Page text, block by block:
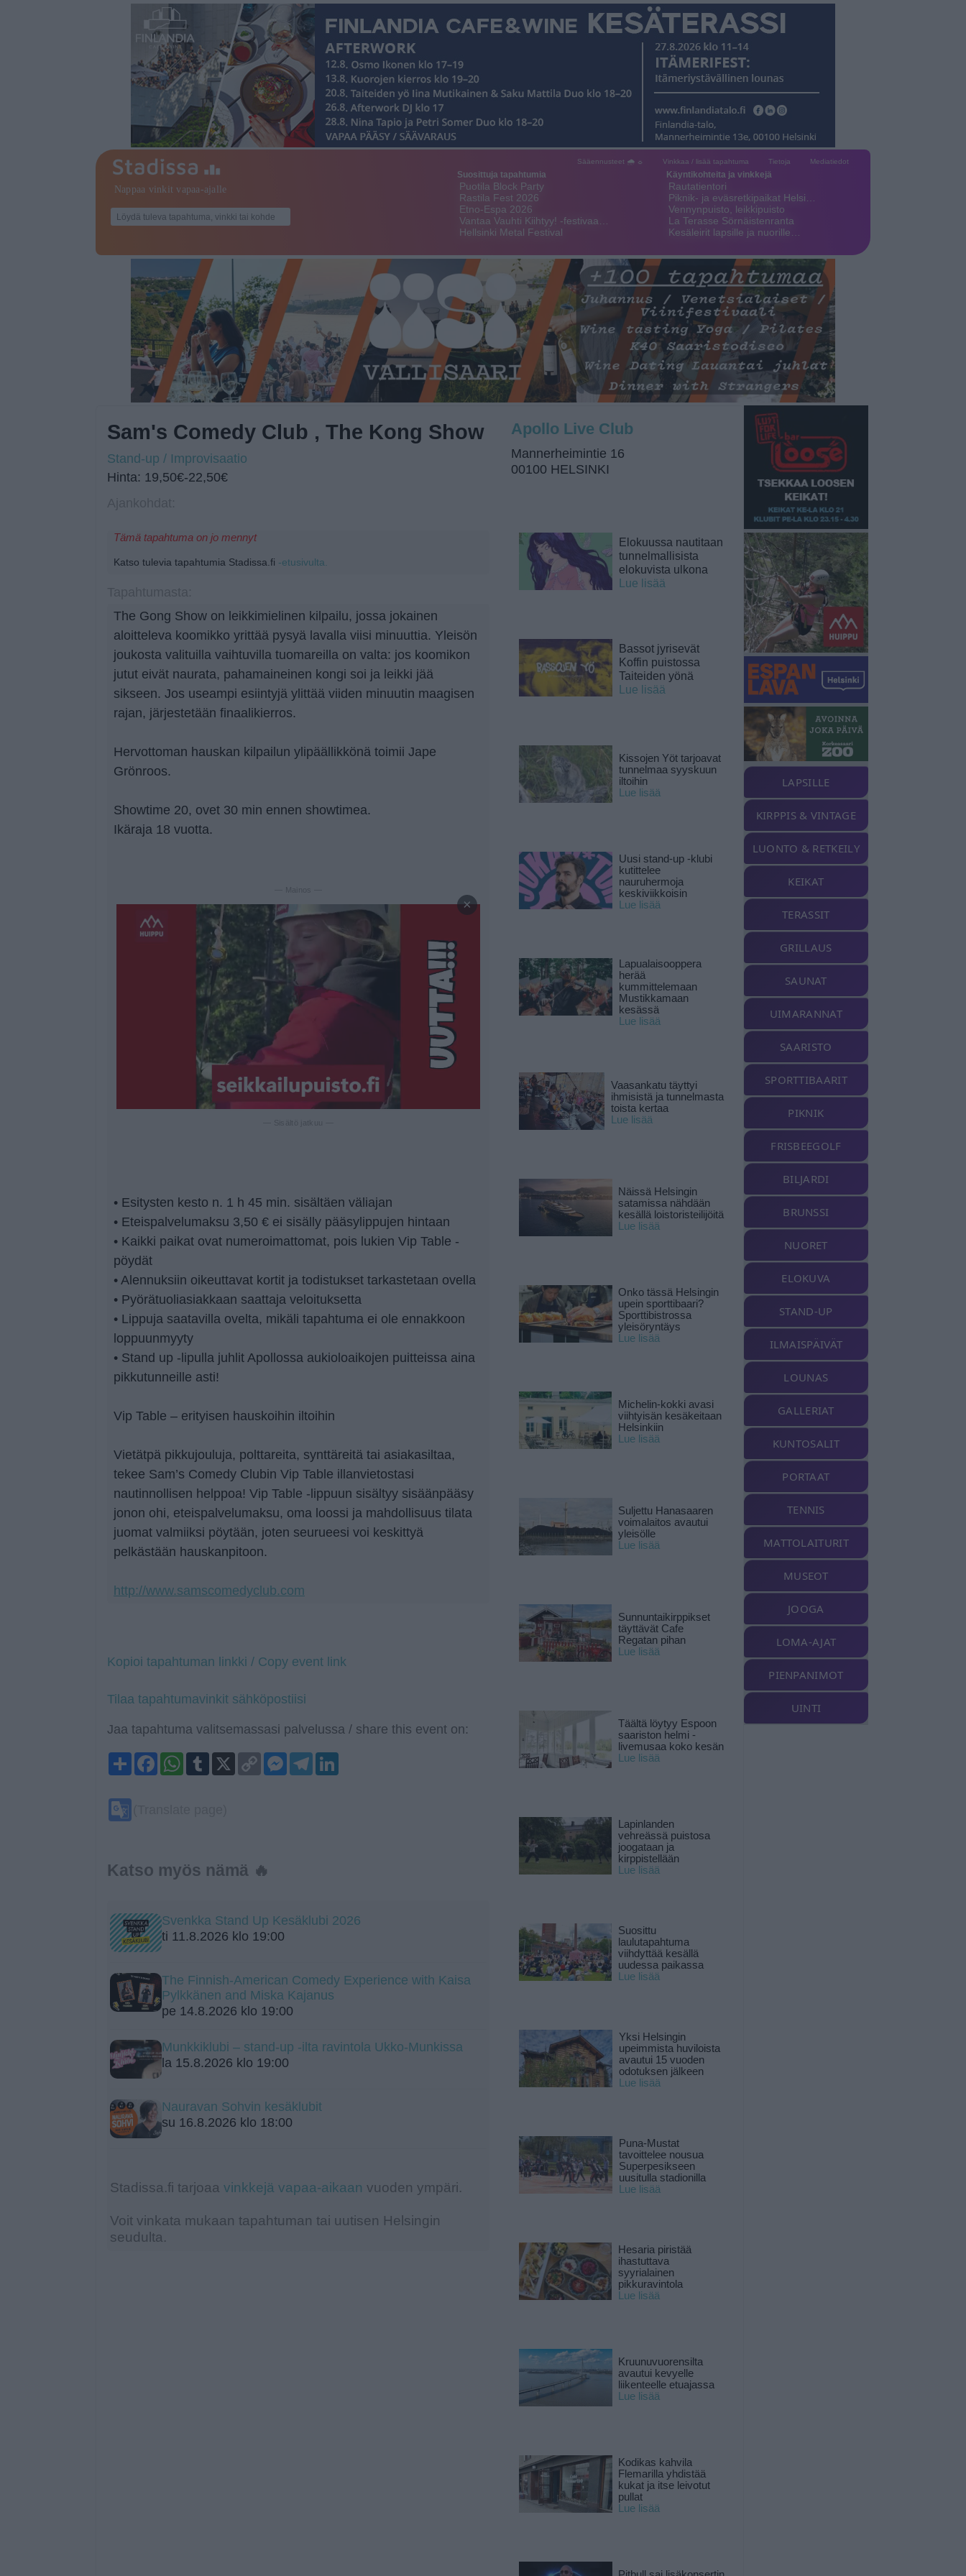
Sääennusteet 🌧 ☼ Vinkkaa / lisää tapahtuma Tietoja Mediatiedot
Suosittuja tapahtumia
Puotila Block Party
Rastila Fest 2026
Etno-Espa 2026
Vantaa Vauhti Kiihtyy! -festivaa…
Hellsinki Metal Festival
Käyntikohteita ja vinkkejä
Rautatientori
Piknik- ja eväsretkipaikat Helsi…
Vennynpuisto, leikkipuisto
La Terasse Sörnäistenranta
Kesäleirit lapsille ja nuorille…
Sam's Comedy Club , The Kong Show
Stand-up / Improvisaatio
Hinta: 19,50€-22,50€
Tämä tapahtuma on jo mennyt
Katso tulevia tapahtumia Stadissa.fi -etusivulta.
The Gong Show on leikkimielinen kilpailu, jossa jokainen
aloitteleva koomikko yrittää pysyä lavalla viisi minuuttia. Yleisön
joukosta valituilla vaihtuvilla tuomareilla on valta: jos koomikon
jutut eivät naurata, pahamaineinen kongi soi ja leikki jää
sikseen. Jos useampi esiintyjä ylittää viiden minuutin maagisen
rajan, järjestetään finaalikierros.
Hervottoman hauskan kilpailun ylipäällikkönä toimii Jape
Grönroos.
Showtime 20, ovet 30 min ennen showtimea.
Ikäraja 18 vuotta.
— Mainos —
×
• Esitysten kesto n. 1 h 45 min. sisältäen väliajan
• Eteispalvelumaksu 3,50 € ei sisälly pääsylippujen hintaan
• Kaikki paikat ovat numeroimattomat, pois lukien Vip Table -
pöydät
• Alennuksiin oikeuttavat kortit ja todistukset tarkastetaan ovella
• Pyörätuoliasiakkaan saattaja veloituksetta
• Lippuja saatavilla ovelta, mikäli tapahtuma ei ole ennakkoon
loppuunmyyty
• Stand up -lipulla juhlit Apollossa aukioloaikojen puitteissa aina
pikkutunneille asti!
Vip Table – erityisen hauskoihin iltoihin
Vietätpä pikkujouluja, polttareita, synttäreitä tai asiakasiltaa,
tekee Sam’s Comedy Clubin Vip Table illanvietostasi
nautinnollisen helppoa! Vip Table -lippuun sisältyy sisäänpääsy
jonon ohi, eteispalvelumaksu, oma loossi ja mahdollisuus tilata
juomat valmiiksi pöytään, joten seurueesi voi keskittyä
pelkästään hauskanpitoon.
http://www.samscomedyclub.com
Kopioi tapahtuman linkki / Copy event link
Tilaa tapahtumavinkit sähköpostiisi
Jaa tapahtuma valitsemassasi palvelussa / share this event on:
ShareFacebookWhatsApp
Tumblr
X
Copy
Link
Messenger
Telegram
Katso myös nämä 🔥
Svenkka Stand Up Kesäklubi 2026
ti 11.8.2026 klo 19:00
The Finnish-American Comedy Experience with Kaisa
Pylkkänen and Miska Kajanus
pe 14.8.2026 klo 19:00
Munkkiklubi – stand-up -ilta ravintola Ukko-Munkissa
la 15.8.2026 klo 19:00
Nauravan Sohvin kesäklubit
su 16.8.2026 klo 18:00
Stadissa.fi tarjoaa vinkkejä vapaa-aikaan vuoden ympäri.
Voit vinkata mukaan tapahtuman tai uutisen Helsingin
seudulta.
Apollo Live Club
Mannerheimintie 16
00100 HELSINKI
Elokuussa nautitaan
tunnelmallisista
elokuvista ulkona
Lue lisää
Bassot jyrisevät
Koffin puistossa
Taiteiden yönä
Lue lisää
Kissojen Yöt tarjoavat
tunnelmaa syyskuun
iltoihin
Lue lisää
Uusi stand-up -klubi
kutittelee
nauruhermoja
keskiviikkoisin
Lue lisää
Lapualaisooppera
herää
kummittelemaan
Mustikkamaan
kesässä
Lue lisää
Vaasankatu täyttyi
ihmisistä ja tunnelmasta
toista kertaa
Lue lisää
Näissä Helsingin
satamissa nähdään
kesällä loistoristeilijöitä
Lue lisää
Onko tässä Helsingin
upein sporttibaari?
Sporttibistrossa
yleisöryntäys
Lue lisää
Michelin-kokki avasi
viihtyisän kesäkeitaan
Helsinkiin
Lue lisää
Suljettu Hanasaaren
voimalaitos avautui
yleisölle
Lue lisää
Sunnuntaikirppikset
täyttävät Cafe
Regatan pihan
Lue lisää
Täältä löytyy Espoon
saariston helmi -
livemusaa koko kesän
Lue lisää
Lapinlanden
vehreässä puistosa
joogataan ja
kirppistellään
Lue lisää
Suosittu
laulutapahtuma
viihdyttää kesällä
uudessa paikassa
Lue lisää
Yksi Helsingin
upeimmista huviloista
avautui 15 vuoden
odotuksen jälkeen
Lue lisää
Puna-Mustat
tavoittelee nousua
Superpesikseen
uusitulla stadionilla
Lue lisää
Hesaria piristää
ihastuttava
syyrialainen
pikkuravintola
Lue lisää
Kruunuvuorensilta
avautui kevyelle
liikenteelle etuajassa
Lue lisää
Kodikas kahvila
Flemarilla yhdistää
kukat ja itse leivotut
pullat
Lue lisää
LAPSILLE
KIRPPIS & VINTAGE
LUONTO & RETKEILY
KEIKAT
TERASSIT
GRILLAUS
SAUNAT
UIMARANNAT
SAARISTO
SPORTTIBAARIT
PIKNIK
FRISBEEGOLF
BILJARDI
BRUNSSI
NUORET
ELOKUVA
STAND-UP
ILMAISPÄIVÄT
LOUNAS
GALLERIAT
KUNTOSALIT
PORTAAT
TENNIS
MATTOLAITURIT
MUSEOT
JOOGA
LOMA-AJAT
PIENPANIMOT
UINTI